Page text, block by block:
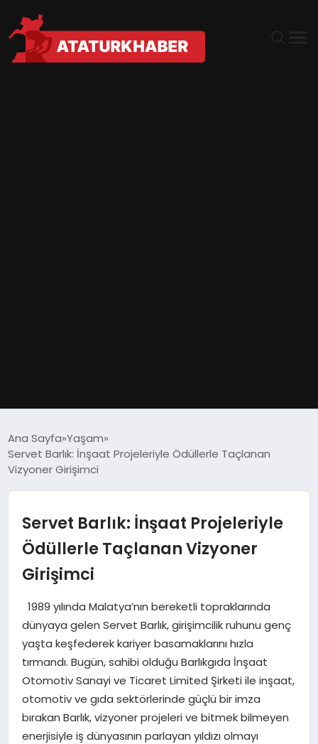
EKONOMI
MAGAZIN
SAĞLIK
SIYASET
SPOR
TEKNOLOJI
Ana Sayfa Yaşam
Servet Barlık: İnşaat Projeleriyle Ödüllerle Taçlanan
Vizyoner Girişimci
Servet Barlık: İnşaat Projeleriyle
Ödüllerle Taçlanan Vizyoner
Girişimci
1989 yılında Malatya’nın bereketli topraklarında
dünyaya gelen Servet Barlık, girişimcilik ruhunu genç
yaşta keşfederek kariyer basamaklarını hızla
tırmandı. Bugün, sahibi olduğu Barlıkgıda İnşaat
Otomotiv Sanayi ve Ticaret Limited Şirketi ile inşaat,
otomotiv ve gıda sektörlerinde güçlü bir imza
bırakan Barlık, vizyoner projeleri ve bitmek bilmeyen
enerjisiyle iş dünyasının parlayan yıldızı olmayı